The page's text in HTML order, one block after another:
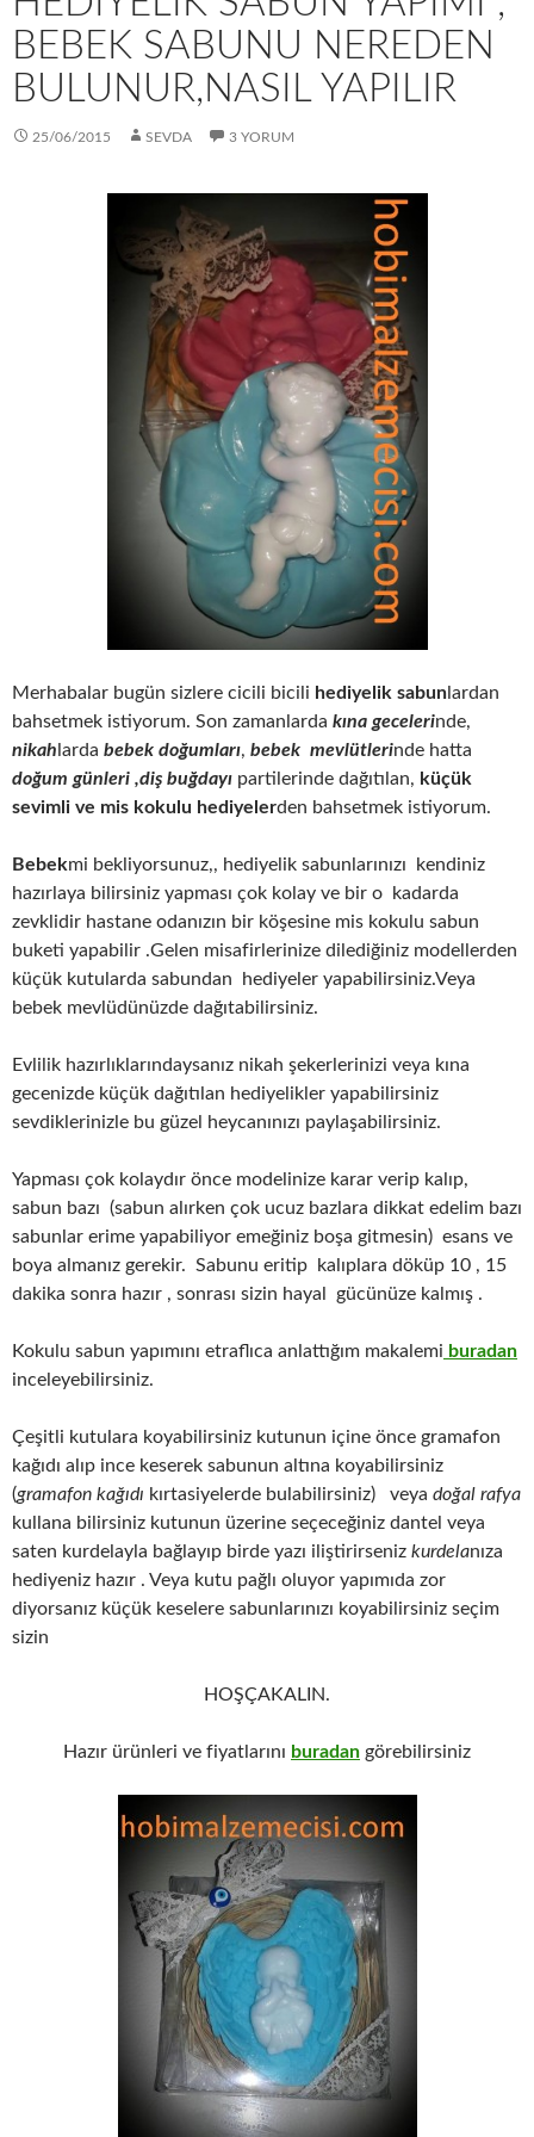
BEBEK SABUNU NEREDEN
BULUNUR,NASIL YAPILIR
25/06/2015 SEVDA 3 YORUM
Merhabalar bugün sizlere cicili bicili hediyelik sabun lardan
bahsetmek istiyorum. Son zamanlarda kına gecelerinde,
nikah larda bebek doğumları, bebek mevlütlerinde hatta
doğum günleri ,diş buğdayı partilerinde dağıtılan, küçük
sevimli ve mis kokulu hediyelerden bahsetmek istiyorum.
Bebekmi bekliyorsunuz,, hediyelik sabunlarınızı kendiniz
hazırlaya bilirsiniz yapması çok kolay ve bir o kadarda
zevklidir hastane odanızın bir köşesine mis kokulu sabun
buketi yapabilir .Gelen misafirlerinize dilediğiniz modellerden
küçük kutularda sabundan hediyeler yapabilirsiniz.Veya
bebek mevlüdünüzde dağıtabilirsiniz.
Evlilik hazırlıklarındaysanız nikah şekerlerinizi veya kına
gecenizde küçük dağıtılan hediyelikler yapabilirsiniz
sevdiklerinizle bu güzel heycanınızı paylaşabilirsiniz.
Yapması çok kolaydır önce modelinize karar verip kalıp,
sabun bazı (sabun alırken çok ucuz bazlara dikkat edelim bazı
sabunlar erime yapabiliyor emeğiniz boşa gitmesin) esans ve
boya almanız gerekir. Sabunu eritip kalıplara döküp 10 , 15
dakika sonra hazır , sonrası sizin hayal gücünüze kalmış .
Kokulu sabun yapımını etraflıca anlattığım makalemi buradan
inceleyebilirsiniz.
Çeşitli kutulara koyabilirsiniz kutunun içine önce gramafon
kağıdı alıp ince keserek sabunun altına koyabilirsiniz
(gramafon kağıdı kırtasiyelerde bulabilirsiniz) veya doğal rafya
kullana bilirsiniz kutunun üzerine seçeceğiniz dantel veya
saten kurdelayla bağlayıp birde yazı iliştirirseniz kurdelanıza
hediyeniz hazır . Veya kutu pağlı oluyor yapımıda zor
diyorsanız küçük keselere sabunlarınızı koyabilirsiniz seçim
sizin
HOŞÇAKALIN.
Hazır ürünleri ve fiyatlarını buradan görebilirsiniz